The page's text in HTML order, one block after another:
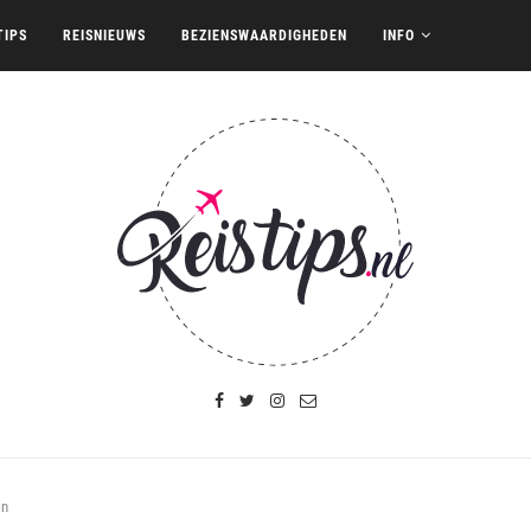
REISNIEUWS BEZIENSWAARDIGHEDEN INFO